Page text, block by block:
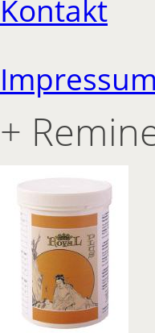
Kontakt
Impressum
+